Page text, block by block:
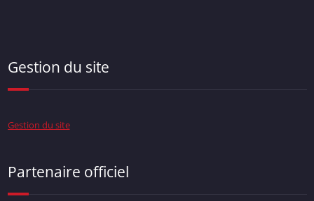
Gestion du site
Gestion du site
Partenaire officiel